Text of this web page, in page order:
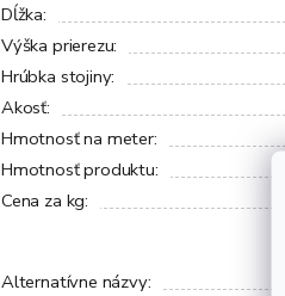
Dĺžka:
Výška prierezu:
Hrúbka stojiny:
Akosť:
Hmotnosť na meter:
Hmotnosť produktu:
Cena za kg:
Alternatívne názvy: